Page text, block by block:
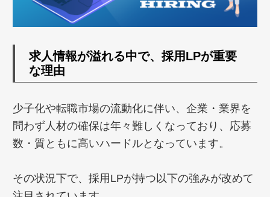
求人情報が溢れる中で、採用LPが重要
な理由
少子化や転職市場の流動化に伴い、企業・業界を
問わず人材の確保は年々難しくなっており、応募
数・質ともに高いハードルとなっています。
その状況下で、採用LPが持つ以下の強みが改めて